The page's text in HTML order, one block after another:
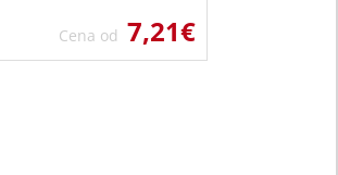
Cena od 7,21€